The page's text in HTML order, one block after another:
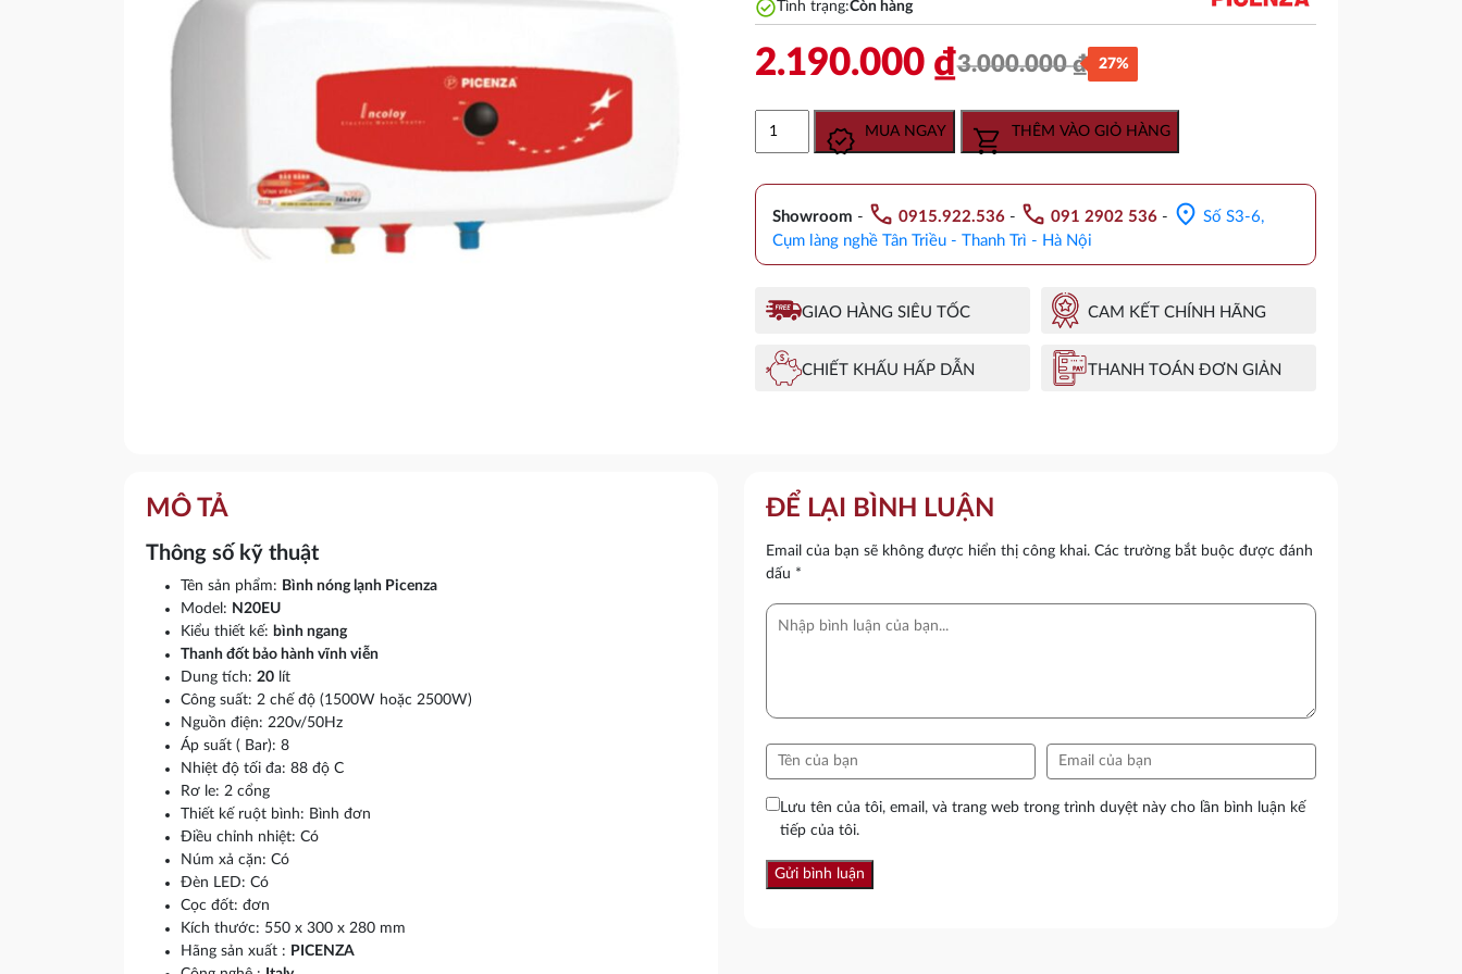
check_circleTình trạng:Còn hàng
3.000.000₫
Giá
gốc
là:
3.000.000 ₫.
2.190.000 ₫
Giá
hiện
tại
là:
2.190.000 ₫.
27%
Ngang
lượng
MUA NGAY THÊM VÀO GIỎ HÀNG
Showroom - call 0915.922.536- call 091 2902 536- location_on Số S3-6,
Cụm làng nghề Tân Triều - Thanh Trì - Hà Nội
GIAO HÀNG SIÊU TỐC CAM KẾT CHÍNH HÃNG
CHIẾT KHẤU HẤP DẪN THANH TOÁN ĐƠN GIẢN
MÔ TẢ
Thông số kỹ thuật
Tên sản phẩm: Bình nóng lạnh Picenza
Model: N20EU
Kiểu thiết kế: bình ngang
Thanh đốt bảo hành vĩnh viễn
Dung tích: 20 lít
Công suất: 2 chế độ (1500W hoặc 2500W)
Nguồn điện: 220v/50Hz
Áp suất ( Bar): 8
Nhiệt độ tối đa: 88 độ C
Rơ le: 2 cổng
Thiết kế ruột bình: Bình đơn
Điều chỉnh nhiệt: Có
Núm xả cặn: Có
Đèn LED: Có
Cọc đốt: đơn
Kích thước: 550 x 300 x 280 mm
Hãng sản xuất : PICENZA
ĐỂ LẠI BÌNH LUẬN
Email của bạn sẽ không được hiển thị công khai. Các trường bắt buộc được đánh
dấu *
Lưu tên của tôi, email, và trang web trong trình duyệt này cho lần bình luận kế
tiếp của tôi.